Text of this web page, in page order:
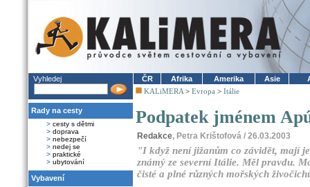
Vyhledej
Rady na cesty
> cesty s dětmi
> doprava
> nebezpečí
> nedej se
> praktické
> ubytování
Vybavení
ČR Afrika Amerika Asie
KALiMERA > Evropa > Itálie
Podpatek jménem
Redakce, Petra Krištofová / 26.03.2003
"I když není jižanům co závidět, mají
známý ze severní Itálie. Měl pravdu.
čisté a plné různých mořských